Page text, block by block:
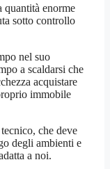
quantità enorme
sotto controllo
nel suo
a scaldarsi che
acquistare
immobile
che deve
degli ambienti e
a noi.